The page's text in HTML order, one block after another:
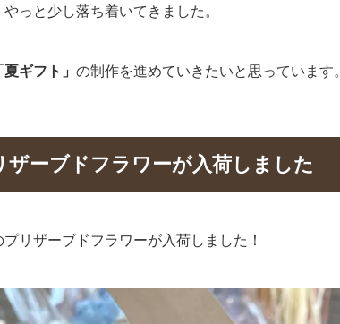
っと少し落ち着いてきました。
夏ギフト」 の制作を進めていきたいと思っています。
ザーブドフラワーが入荷しました
リザーブドフラワーが入荷しました！